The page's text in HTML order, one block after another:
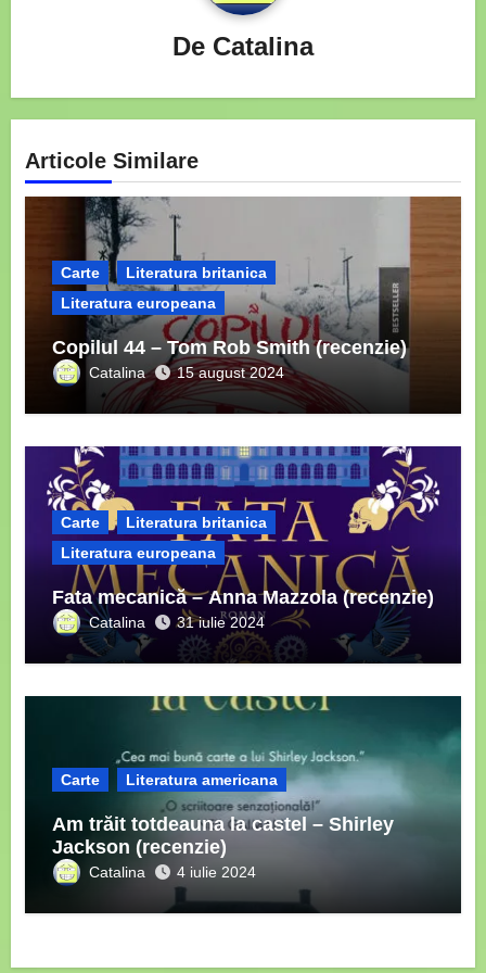
De Catalina
Articole Similare
Carte
Literatura britanica
Literatura europeana
Copilul 44 – Tom Rob Smith (recenzie)
Catalina 15 august 2024
Carte
Literatura britanica
Literatura europeana
Fata mecanică – Anna Mazzola (recenzie)
Catalina 31 iulie 2024
Carte Literatura americana
Am trăit totdeauna la castel – Shirley
Jackson (recenzie)
Catalina 4 iulie 2024